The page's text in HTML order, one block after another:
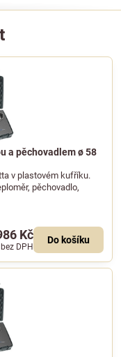
a pěchovadlem ø 58
v plastovém kufříku.
pěchovadlo,
Kč
bez DPH
Do košíku